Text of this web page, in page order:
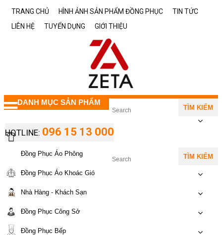
TRANG CHỦ HÌNH ẢNH SẢN PHẨM ĐỒNG PHỤC
TIN TỨC
LIÊN HỆ
TUYỂN DỤNG GIỚI THIỆU
TÌM KIẾM
HOTLINE: 096 15 13 000
TÌM KIẾM
DANH MỤC SẢN PHẨM
Đồng Phục Áo Phông
Đồng Phục Áo Khoác Gió
Nhà Hàng - Khách Sạn
Đồng Phục Công Sở
Đồng Phục Bếp